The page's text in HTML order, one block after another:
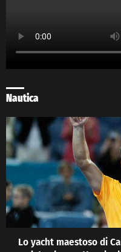
Nautica
Lo yacht maestoso di